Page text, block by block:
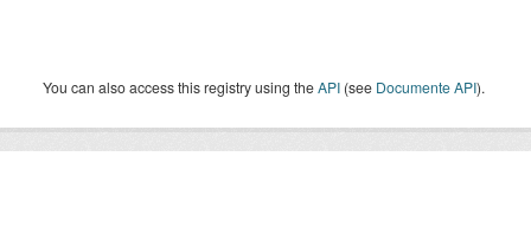
You can also access this registry using theAPI (see Documente API).